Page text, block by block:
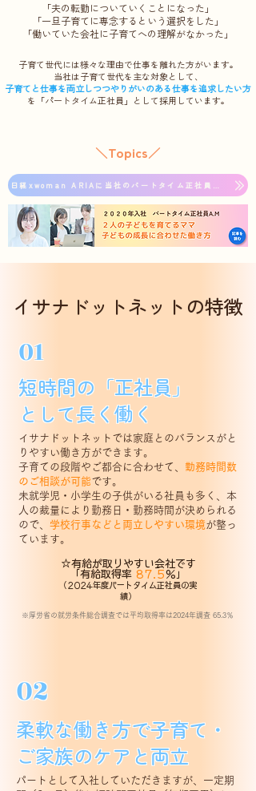
「夫の転勤についていくことになった」
「一旦子育てに専念するという選択をした」
「働いていた会社に子育てへの理解がなかった」
子育て世代には様々な理由で仕事を離れた方がいます。
当社は子育て世代を主な対象として、
子育てと仕事を両立しつつやりがいのある仕事を追求したい方
を「パートタイム正社員」として採用しています。
​＼Topics／
イサナドットネットの特徴
01
短時間の「正社員」
として長く働く
イサナドットネットでは家庭とのバランスがと
りやすい働き方ができます。
子育ての段階やご都合に合わせて、 勤務時間数
のご相談が可能です。
未就学児・小学生の子供がいる社員も多く、本
人の裁量により勤務日・勤務時間が決められる
ので、 学校行事などと両立しやすい環境が整っ
ています。
☆有給が取りやすい会社です
「有給取得率 87.5%」
（2024年度パートタイム正社員の実
績）
※厚労省の就労条件総合調査では平均取得率は2024年調査 65.3％
02
柔軟な働き方で子育て・
ご家族のケアと両立
パートとして入社していただきますが、一定期